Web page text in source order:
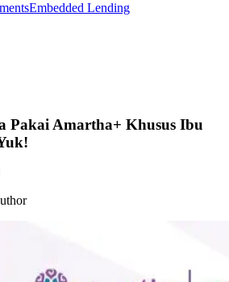
Embedded Lending
Pakai Amartha+ Khusus Ibu